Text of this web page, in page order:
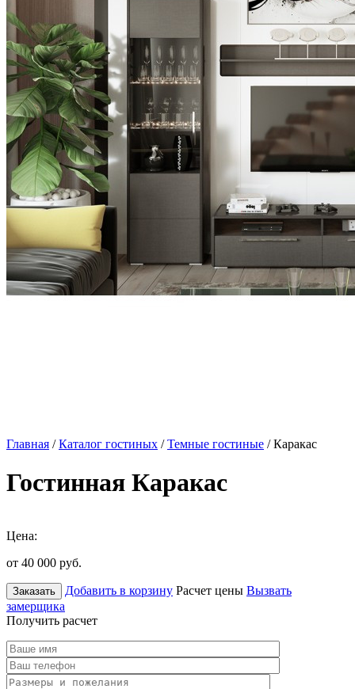
Главная /Каталог гостиных /Темные гостиные / Каракас
Гостинная Каракас
Цена:
от 40 000 руб.
Заказать Добавить в корзину Расчет цены Вызвать
замерщика
Получить расчет